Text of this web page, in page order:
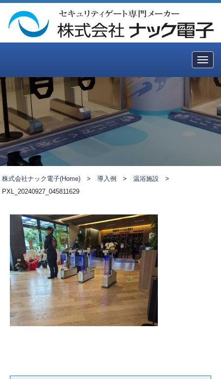
株式会社ナック電子(Home) >導入例 >温浴施設 >
PXL_20240927_045811629